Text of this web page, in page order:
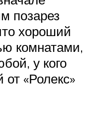
позарез
хороший
комнатами,
у кого
«Ролекс»